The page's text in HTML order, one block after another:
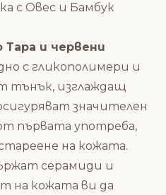
с Овес и Бамбук
и червени
с гликополимери и
тънък, изглаждащ
значителен
първата употреба,
на кожата.
серамиди и
на кожата ви да